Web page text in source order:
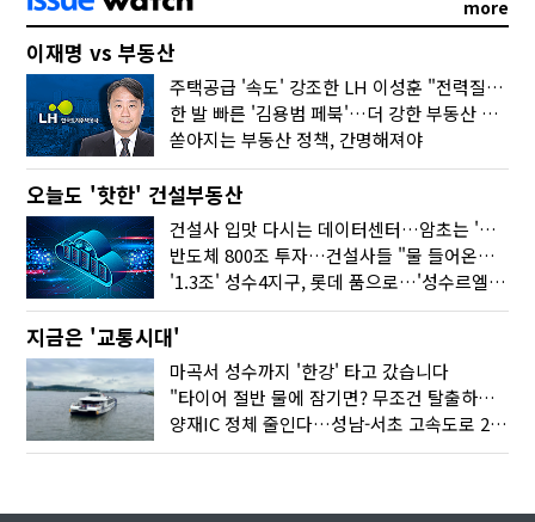
more
이재명 vs 부동산
주택공급 '속도' 강조한 LH 이성훈 "전력질주해야"
한 발 빠른 '김용범 페북'…더 강한 부동산 규제 나오나
쏟아지는 부동산 정책, 간명해져야
오늘도 '핫한' 건설부동산
건설사 입맛 다시는 데이터센터…암초는 '주민 반대'
반도체 800조 투자…건설사들 "물 들어온다!"
'1.3조' 성수4지구, 롯데 품으로…'성수르엘 S70' 거듭
지금은 '교통시대'
마곡서 성수까지 '한강' 타고 갔습니다
"타이어 절반 물에 잠기면? 무조건 탈출하세요"
양재IC 정체 줄인다…성남-서초 고속도로 2029년 착공